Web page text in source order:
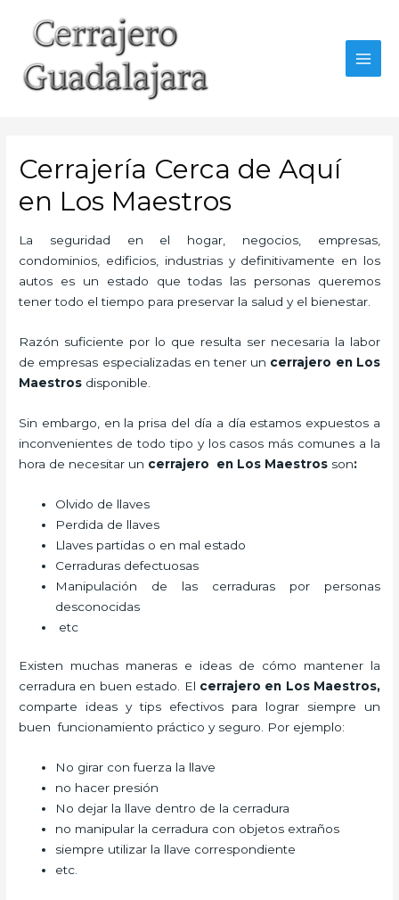
contenido
Cerrajería Cerca de Aquí
en Los Maestros
La seguridad en el hogar, negocios, empresas,
condominios, edificios, industrias y definitivamente en los
autos es un estado que todas las personas queremos
tener todo el tiempo para preservar la salud y el bienestar.
Razón suficiente por lo que resulta ser necesaria la labor
de empresas especializadas en tener un cerrajero en Los
Maestros disponible.
Sin embargo, en la prisa del día a día estamos expuestos a
inconvenientes de todo tipo y los casos más comunes a la
hora de necesitar un cerrajero en Los Maestros son:
Olvido de llaves
Perdida de llaves
Llaves partidas o en mal estado
Cerraduras defectuosas
Manipulación de las cerraduras por personas
desconocidas
etc
Existen muchas maneras e ideas de cómo mantener la
cerradura en buen estado. El cerrajero en Los Maestros,
comparte ideas y tips efectivos para lograr siempre un
buen funcionamiento práctico y seguro. Por ejemplo:
No girar con fuerza la llave
no hacer presión
No dejar la llave dentro de la cerradura
no manipular la cerradura con objetos extraños
siempre utilizar la llave correspondiente
etc.